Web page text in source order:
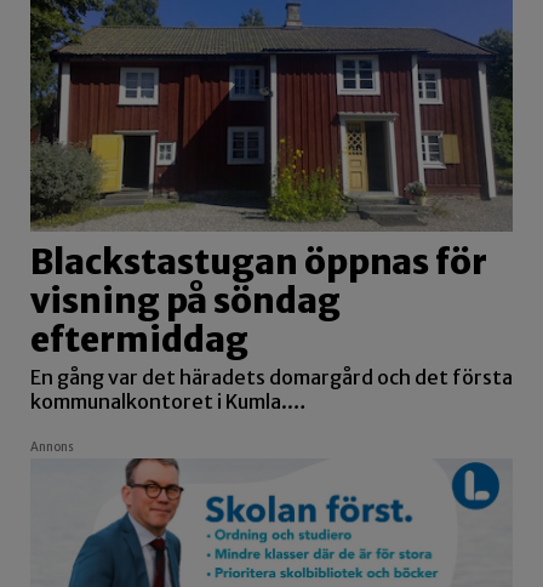
Blackstastugan öppnas för
visning på söndag
eftermiddag
En gång var det häradets domargård och det första
kommunalkontoret i Kumla.…
Annons